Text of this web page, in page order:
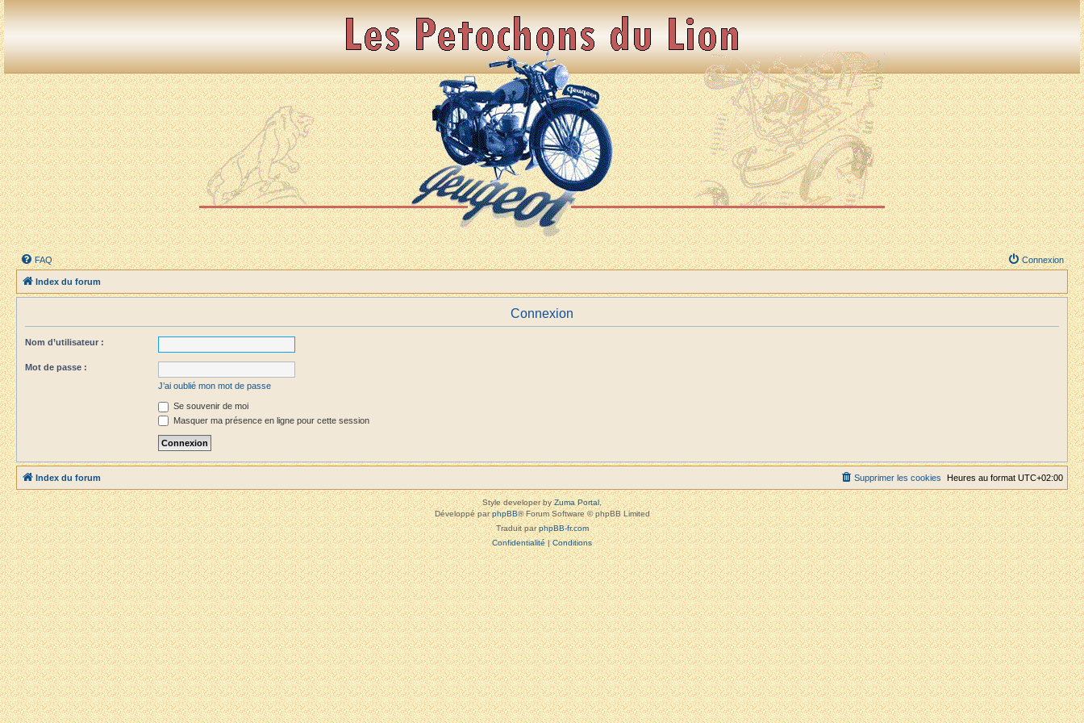
FAQ Connexion
Index du forum
Connexion
Nom d’utilisateur :
Mot de passe :
J’ai oublié mon mot de passe
Se souvenir de moi
Masquer ma présence en ligne pour cette session
Index du forum Heures au format UTC+02:00
Supprimer les cookies
Style developer byZuma Portal,
Développé parphpBB® Forum Software © phpBB Limited
Traduit parphpBB-fr.com
Confidentialité|Conditions